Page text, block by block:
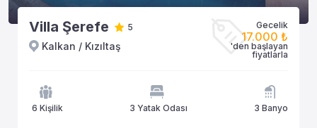
Villa Şerefe 5
Kalkan / Kızıltaş
Gecelik
17.000 ₺
'den başlayan
fiyatlarla
6 Kişilik 3 Yatak Odası 3 Banyo